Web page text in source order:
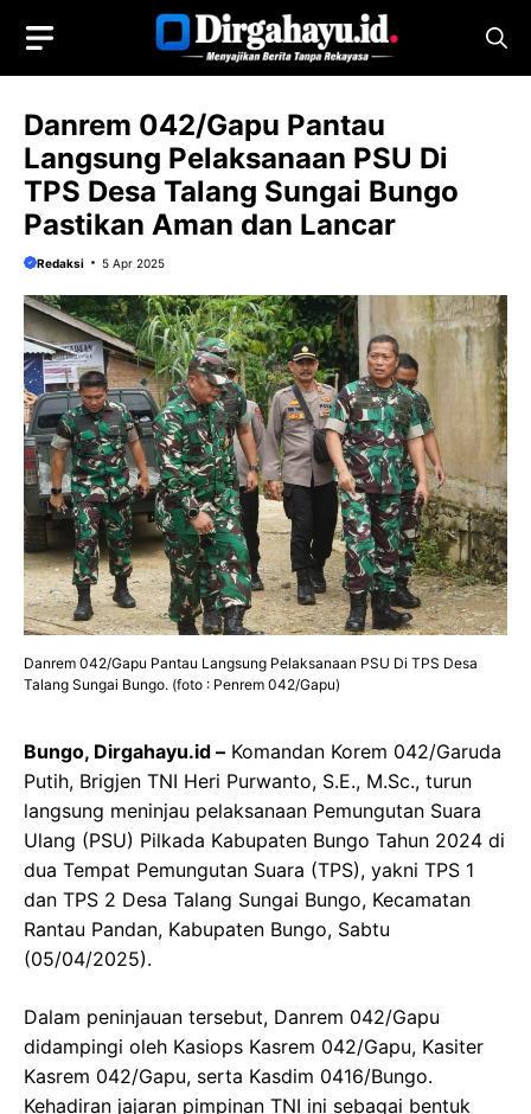
isi
Danrem 042/Gapu Pantau
Langsung Pelaksanaan PSU Di
TPS Desa Talang Sungai Bungo
Pastikan Aman dan Lancar
Redaksi 5 Apr 2025
Danrem 042/Gapu Pantau Langsung Pelaksanaan PSU Di TPS Desa
Talang Sungai Bungo. (foto : Penrem 042/Gapu)
Bungo, Dirgahayu.id – Komandan Korem 042/Garuda
Putih, Brigjen TNI Heri Purwanto, S.E., M.Sc., turun
langsung meninjau pelaksanaan Pemungutan Suara
Ulang (PSU) Pilkada Kabupaten Bungo Tahun 2024 di
dua Tempat Pemungutan Suara (TPS), yakni TPS 1
dan TPS 2 Desa Talang Sungai Bungo, Kecamatan
Rantau Pandan, Kabupaten Bungo, Sabtu
(05/04/2025).
Dalam peninjauan tersebut, Danrem 042/Gapu
didampingi oleh Kasiops Kasrem 042/Gapu, Kasiter
Kasrem 042/Gapu, serta Kasdim 0416/Bungo.
Kehadiran jajaran pimpinan TNI ini sebagai bentuk